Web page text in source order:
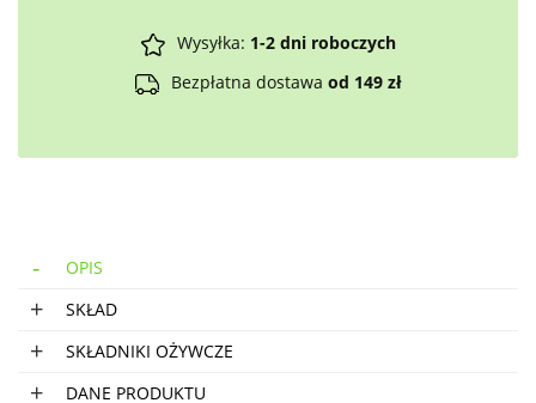
Wysyłka: 1-2 dni roboczych
Bezpłatna dostawa od 149 zł
OPIS
SKŁAD
SKŁADNIKI OŻYWCZE
DANE PRODUKTU